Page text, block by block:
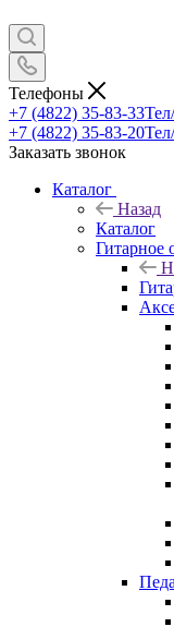
Телефоны
+7 (4822) 35-83-33
+7 (4822) 35-83-20
Заказать звонок
Каталог
Назад
Каталог
Гитарное